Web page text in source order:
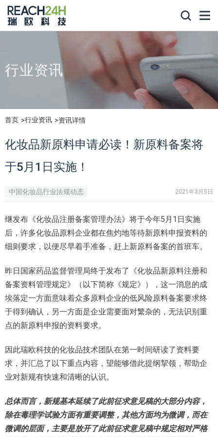
行业资讯
首页 行业资讯 资讯详情
化妆品新原料申请必读！新原料备案将
于5月1日实施！
中国化妆品行业法规动态 2021年3月5日
继发布《化妆品注册备案管理办法》将于今年5月1日实施
后，许多化妆品原料企业都在焦灼地等待新原料申报资料的
细则要求，以便尽早着手准备，赶上新原料备案的首班车。
昨日国家药品监督管理局终于发布了《化妆品新原料注册和
备案资料管理规定》（以下简称《规定》），这一消息的成
埃落定一方面意味着众多原料企业的低风险原料备案要求终
于得到确认，另一方面是企业需要面对繁杂的，无法识别重
点的新原料申报的资料要求。
因此瑞欧科技的化妆品技术团队在第一时间研读了资料要
求，并汇总了以下重点内容，望能够借此提纲挈领，帮助企
业对新规有快速和清晰的认识。
总体而言，新规基本延续了此前征求意见稿的大部分内容，
除在毒理学试验方面有重要调整，其他方面均为微调，而在
微调的层面，主要是放开了此前征求意见稿中规定相对严格